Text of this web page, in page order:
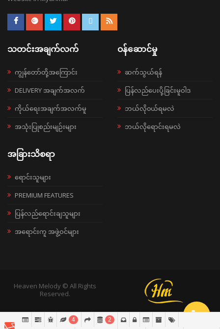
သတင်းအချက်လက်
ကျွန်တော်တို့အကြောင်း
DELIVERY အချက်အလက်
ကိုယ်ရေးအချက်အလက်မူ
အသုံးပြုစည်းမျဉ်းများ
ဝန်ဆောင်မှု
ဆက်သွယ်ရန်
ပြန်လည်ပေးပို့ခြင်းမူဝါဒ
ဘယ်လို၀ယ်ရမလဲ
ဘယ်လိုရောင်းရမလဲ
အခြားသိစရာ
ရောင်းသူများ
PREMIUM FEATURES
ပြန်လည်ရောင်းချသူများ
အရောင်းကူ အဖွဲ့ဝင်များ
Heaven Melody © All Rights
Reserved.
4 2